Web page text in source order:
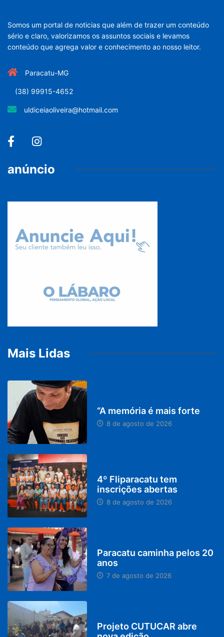
Somos um portal de noticias que além de trazer um conteúdo
sério e claro, valorizamos os assuntos sociais e levamos
conteúdo que agrega valor e conhecimento ao nosso leitor.
Paracatu-MG
(38) 99915-4652
uldiceiaoliveira@hotmail.com
anúncio
Mais Lidas
“A memória é mais forte
8 de agosto de 2026
4º Fliparacatu tem
inscrições abertas
8 de agosto de 2026
Paracatu caminha pelos 20
anos
7 de agosto de 2026
Projeto CUTUCAR abre